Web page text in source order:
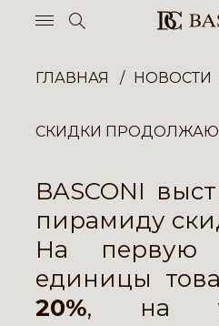
ГЛАВНАЯ НОВОСТИ
СКИДКИ
BASCONI
пирамиду
На первую
единицы
20%, на